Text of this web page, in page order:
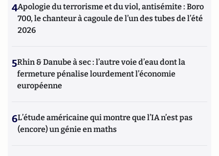
4Apologie du terrorisme et du viol, antisémite : Boro
700, le chanteur à cagoule de l’un des tubes de l’été
2026
5Rhin & Danube à sec : l’autre voie d’eau dont la
fermeture pénalise lourdement l’économie
européenne
6L’étude américaine qui montre que l’IA n’est pas
(encore) un génie en maths